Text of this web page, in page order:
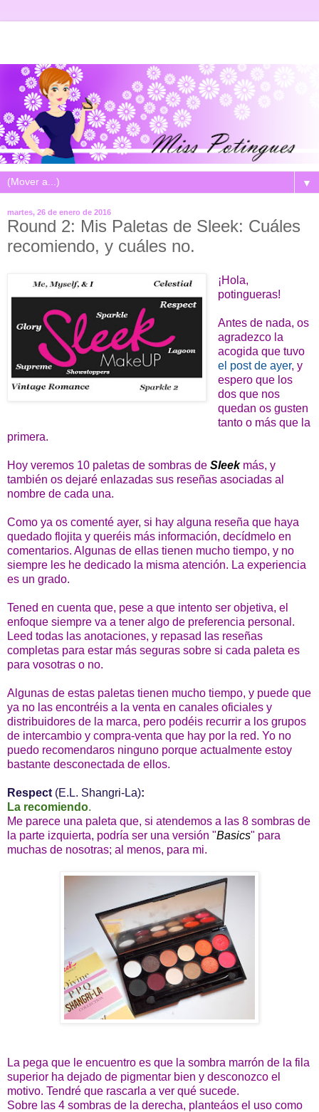
▼
martes, 26 de enero de 2016
Round 2: Mis Paletas de Sleek: Cuáles
recomiendo, y cuáles no.
¡Hola,
potingueras!
Antes de nada, os
agradezco la
acogida que tuvo
el post de ayer, y
espero que los
dos que nos
quedan os gusten
tanto o más que la
primera.
Hoy veremos 10 paletas de sombras de Sleek más, y
también os dejaré enlazadas sus reseñas asociadas al
nombre de cada una.
Como ya os comenté ayer, si hay alguna reseña que haya
quedado flojita y queréis más información, decídmelo en
comentarios. Algunas de ellas tienen mucho tiempo, y no
siempre les he dedicado la misma atención. La experiencia
es un grado.
Tened en cuenta que, pese a que intento ser objetiva, el
enfoque siempre va a tener algo de preferencia personal.
Leed todas las anotaciones, y repasad las reseñas
completas para estar más seguras sobre si cada paleta es
para vosotras o no.
Algunas de estas paletas tienen mucho tiempo, y puede que
ya no las encontréis a la venta en canales oficiales y
distribuidores de la marca, pero podéis recurrir a los grupos
de intercambio y compra-venta que hay por la red. Yo no
puedo recomendaros ninguno porque actualmente estoy
bastante desconectada de ellos.
Respect (E.L. Shangri-La):
La recomiendo.
Me parece una paleta que, si atendemos a las 8 sombras de
la parte izquierta, podría ser una versión "Basics" para
muchas de nosotras; al menos, para mi.
La pega que le encuentro es que la sombra marrón de la fila
superior ha dejado de pigmentar bien y desconozco el
motivo. Tendré que rascarla a ver qué sucede.
Sobre las 4 sombras de la derecha, planteáos el uso como